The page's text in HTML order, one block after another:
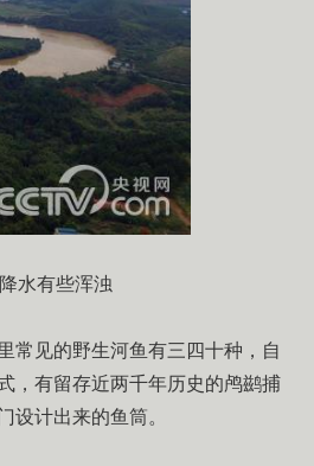
水有些浑浊
见的野生河鱼有三四十种，自
，有留存近两千年历史的鸬鹚捕
设计出来的鱼筒。